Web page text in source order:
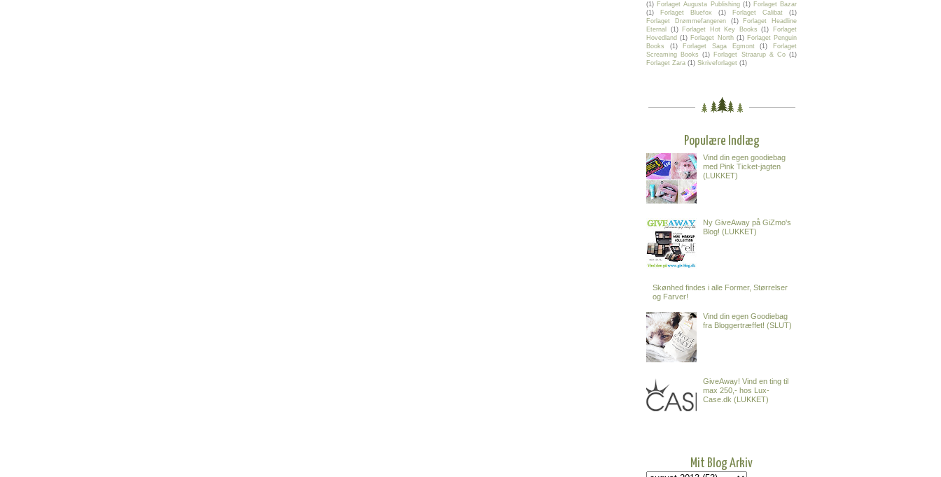
(1) Forlaget Augusta Publishing (1) Forlaget Bazar
(1)
Forlaget Bluefox (1) Forlaget Calibat
(1)
Forlaget Drømmefangeren
(1)
Forlaget Headline
Eternal
(1) Forlaget Hot Key Books (1)
Forlaget
Hovedland (1) Forlaget North (1) Forlaget Penguin
Books
(1) Forlaget Saga Egmont (1)
Forlaget
Screaming Books
(1) Forlaget Straarup & Co (1)
Forlaget Zara (1) Skriveforlaget (1)
Populære Indlæg
Vind din egen goodiebag
med Pink Ticket-jagten
(LUKKET)
Ny GiveAway på GiZmo's
Blog! (LUKKET)
Skønhed findes i alle Former, Størrelser
og Farver!
Vind din egen Goodiebag
fra Bloggertræffet! (SLUT)
GiveAway! Vind en ting til
max 250,- hos Lux-
Case.dk (LUKKET)
Mit Blog Arkiv